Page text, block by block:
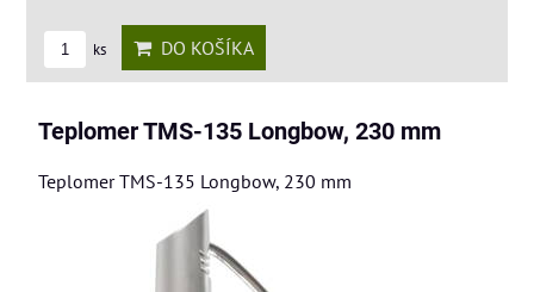
ks DO KOŠÍKA
Teplomer TMS-135 Longbow, 230 mm
Teplomer TMS-135 Longbow, 230 mm